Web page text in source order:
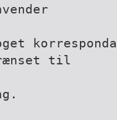
til